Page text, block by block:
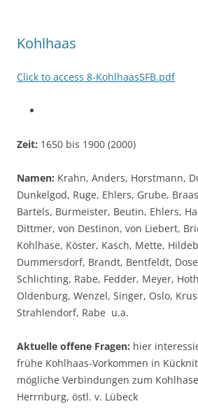
Kohlhaas
Click to access 8-KohlhaasSFB.pdf
Zeit: 1650 bis 1900 (2000)
Namen: Krahn, Anders, Horstmann,
Dunkelgod, Ruge, Ehlers, Grube,
Bartels, Burmeister, Beutin, Ehlers,
Dittmer, von Destinon, von Liebert,
Kohlhase, Köster, Kasch, Mette,
Dummersdorf, Brandt, Bentfeldt,
Schlichting, Rabe, Fedder, Meyer,
Oldenburg, Wenzel, Singer, Oslo,
Strahlendorf, Rabe u.a.
Aktuelle offene Fragen: hier
frühe Kohlhaas-Vorkommen in
mögliche Verbindungen zum
Herrnburg, östl. v. Lübeck